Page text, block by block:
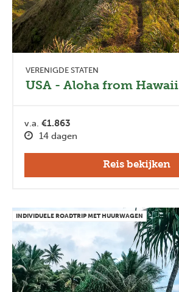
VERENIGDE STATEN
USA - Aloha from Hawaii
v.a. €1.863
14 dagen
Reis bekijken
INDIVIDUELE ROADTRIP MET HUURWAGEN